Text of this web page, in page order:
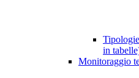
in
Monitoraggio